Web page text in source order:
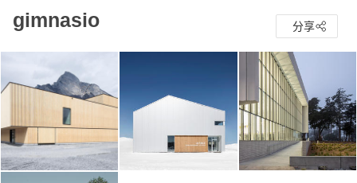
gimnasio 分享